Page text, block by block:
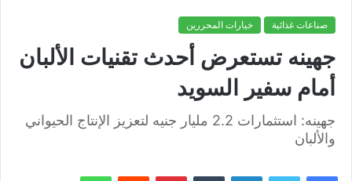
صناعات غذائية خيارات المحررين
جهينه تستعرض أحدث تقنيات الألبان
أمام سفير السويد
جهينه: استثمارات 2.2 مليار جنيه لتعزيز الإنتاج الحيواني
والألبان
فيسبوك تويتر لينكدإن بينتيريست واتساب